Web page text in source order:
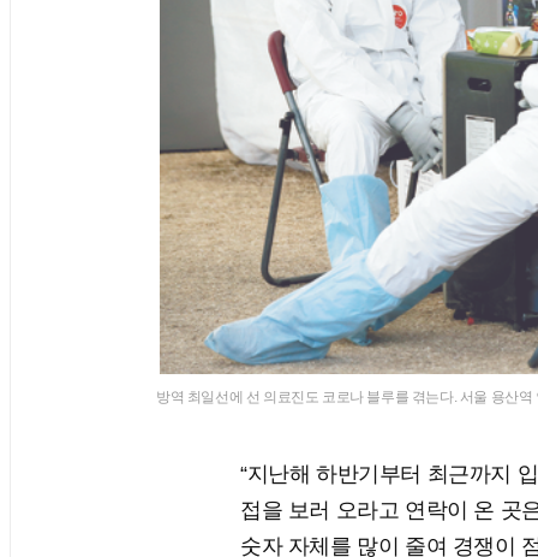
방역 최일선에 선 의료진도 코로나 블루를 겪는다. 서울 용산
“지난해 하반기부터 최근까지
접을 보러 오라고 연락이 온 곳
숫자 자체를 많이 줄여 경쟁이